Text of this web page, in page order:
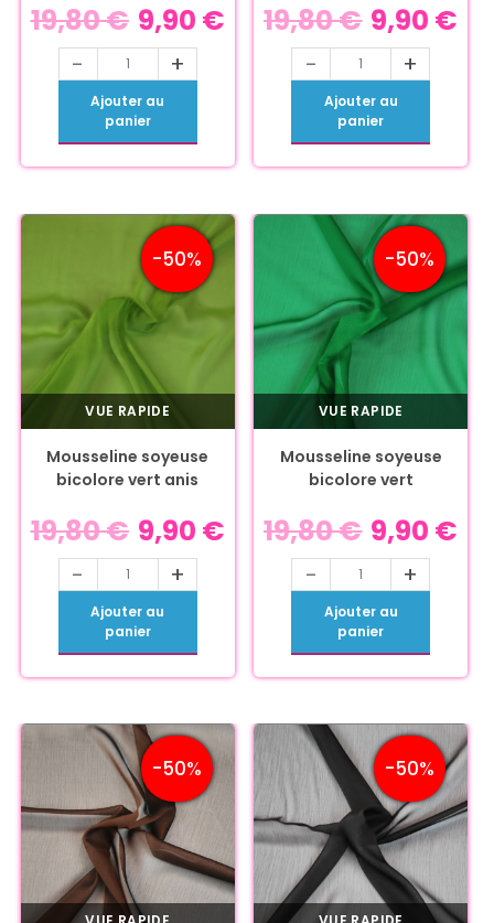
19,80€ 9,90 €
- +
Ajouter au
panier
19,80€ 9,90 €
- +
Ajouter au
panier
-50%
VUE RAPIDE
Mousseline soyeuse
bicolore vert anis
19,80€ 9,90 €
- +
Ajouter au
panier
-50%
VUE RAPIDE
Mousseline soyeuse
bicolore vert
19,80€ 9,90 €
- +
Ajouter au
panier
-50% -50%